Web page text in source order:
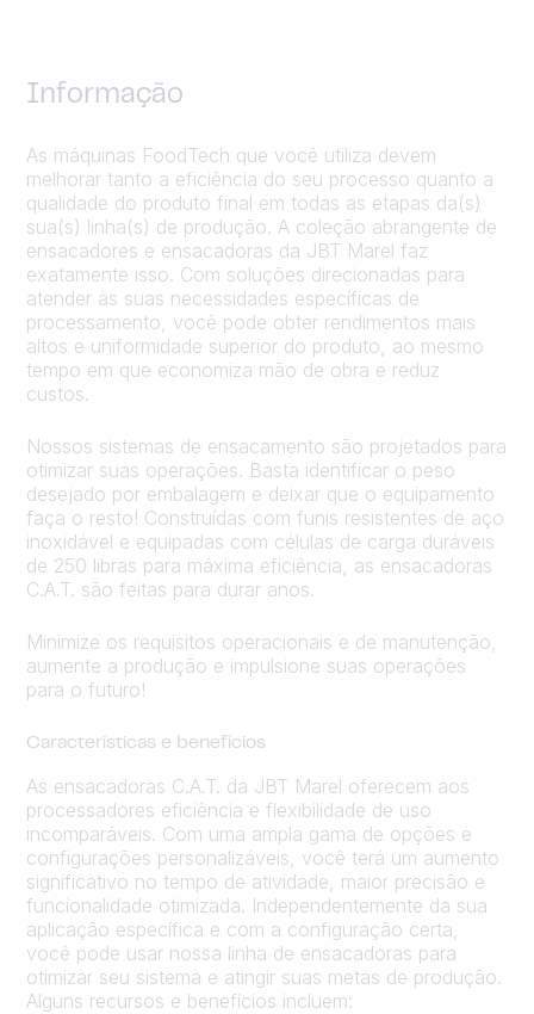
Informação
As máquinas FoodTech que você utiliza devem
melhorar tanto a eficiência do seu processo quanto a
qualidade do produto final em todas as etapas da(s)
sua(s) linha(s) de produção. A coleção abrangente de
ensacadores e ensacadoras da JBT Marel faz
exatamente isso. Com soluções direcionadas para
atender às suas necessidades específicas de
processamento, você pode obter rendimentos mais
altos e uniformidade superior do produto, ao mesmo
tempo em que economiza mão de obra e reduz
custos.
Nossos sistemas de ensacamento são projetados para
otimizar suas operações. Basta identificar o peso
desejado por embalagem e deixar que o equipamento
faça o resto! Construídas com funis resistentes de aço
inoxidável e equipadas com células de carga duráveis
de 250 libras para máxima eficiência, as ensacadoras
C.A.T. são feitas para durar anos.
Minimize os requisitos operacionais e de manutenção,
aumente a produção e impulsione suas operações
para o futuro!
Características e benefícios
As ensacadoras C.A.T. da JBT Marel oferecem aos
processadores eficiência e flexibilidade de uso
incomparáveis. Com uma ampla gama de opções e
configurações personalizáveis, você terá um aumento
significativo no tempo de atividade, maior precisão e
funcionalidade otimizada. Independentemente da sua
aplicação específica e com a configuração certa,
você pode usar nossa linha de ensacadoras para
otimizar seu sistema e atingir suas metas de produção.
Alguns recursos e benefícios incluem: